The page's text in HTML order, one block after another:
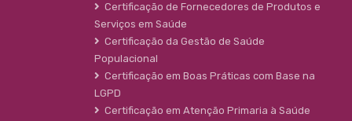
Certificação de Fornecedores de Produtos e
Serviços em Saúde
Certificação da Gestão de Saúde
Populacional
Certificação em Boas Práticas com Base na
LGPD
Certificação em Atenção Primaria à Saúde